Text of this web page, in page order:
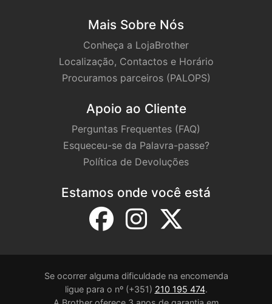
Mais Sobre Nós
Conheça a LojaBrother
Localização, Contactos e Horário
Procuramos parceiros (PALOPS)
Apoio ao Cliente
Perguntas Frequentes (FAQ)
Esqueceu-se da Palavra-passe?
Política de Devoluções
Estamos onde você está
Se ocorrer alguma dificuldade na encomenda
ligue para o nº (+351) 210 195 474.